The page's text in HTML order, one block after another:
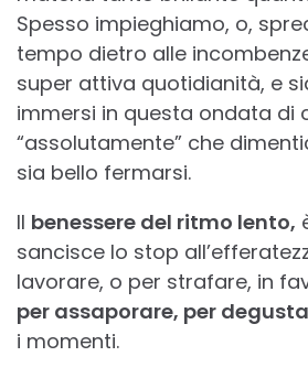
Spesso impieghiamo, o,
tempo dietro alle
super attiva quotidianità, e
immersi in questa ondata di
“assolutamente” che
sia bello fermarsi.
Il benessere del ritmo lento,
sancisce lo stop
lavorare, o per strafare, in
per assaporare, per
i momenti.